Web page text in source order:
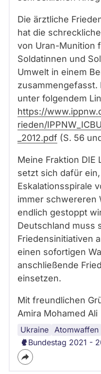
Die ärztliche
hat die
von Uran-Munition
Soldatinnen und
Umwelt in einem
zusammengefasst.
unter folgendem
https://
rieden/
_2012.pdf (S. 56
Meine Fraktion DIE
setzt sich dafür
Eskalationsspirale
immer schwereren
endlich gestoppt
Deutschland muss
Friedensinitiativen
einen sofortigen
anschließende
einsetzen.
Mit freundlichen
Amira Mohamed Ali
Ukraine Atomwaffen
Waffen
Großbritannien
Bundestag 2021 -